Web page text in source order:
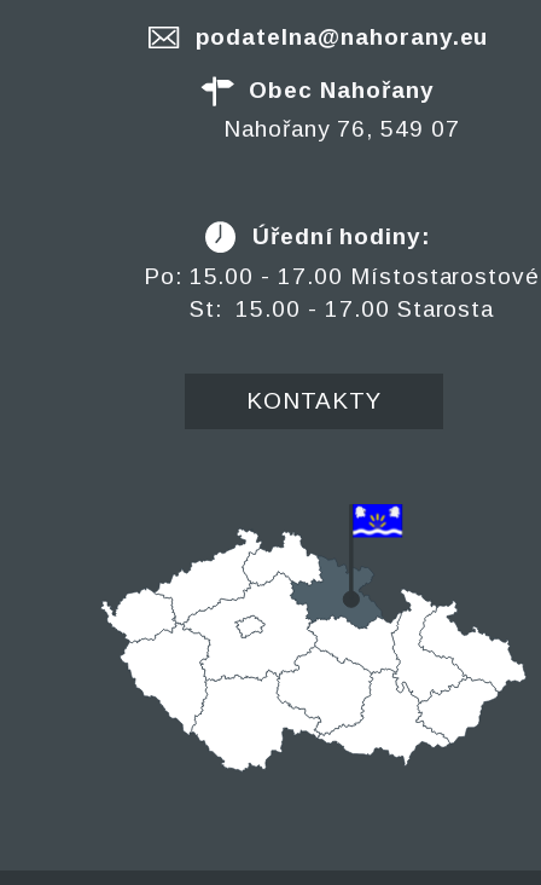
podatelna@nahorany.eu
Obec Nahořany
Nahořany 76, 549 07
Úřední hodiny:
Po: 15.00 - 17.00 Místostarostové
St: 15.00 - 17.00 Starosta
KONTAKTY